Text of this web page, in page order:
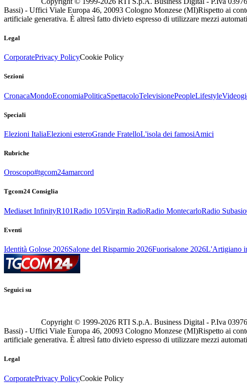
Bassi) - Uffici Viale Europa 46, 20093 Cologno Monzese (MI)Rispetto ai
artificiale generativa. È altresì fatto divieto espresso di utilizzare mezzi
Legal
CorporatePrivacy PolicyCookie Policy
Sezioni
CronacaMondoEconomiaPoliticaSpettacoloTelevisionePeopleLifestyle
Speciali
Elezioni ItaliaElezioni esteroGrande FratelloL'isola dei famosiAmici
Rubriche
Oroscopo#tgcom24amarcord
Tgcom24 Consiglia
Mediaset InfinityR101Radio 105Virgin RadioRadio MontecarloRadio Subasio
Eventi
Identità Golose 2026Salone del Risparmio 2026Fuorisalone 2026L'Artigiano
Seguici su
Copyright © 1999-2026 RTI S.p.A. Business Digital - P.Iva
Bassi) - Uffici Viale Europa 46, 20093 Cologno Monzese (MI)Rispetto ai
artificiale generativa. È altresì fatto divieto espresso di utilizzare mezzi
Legal
CorporatePrivacy PolicyCookie Policy